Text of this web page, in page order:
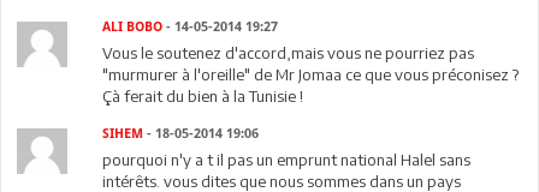
ALI BOBO - 14-05-2014 19:27
Vous le soutenez d'accord,mais vous ne pourriez pas
"murmurer à l'oreille" de Mr Jomaa ce que vous préconisez ?
Çà ferait du bien à la Tunisie !
SIHEM - 18-05-2014 19:06
pourquoi n'y a t il pas un emprunt national Halel sans
intérêts. vous dites que nous sommes dans un pays